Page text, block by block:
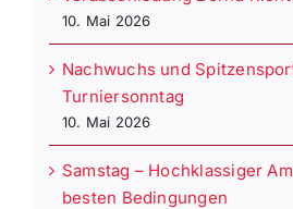
10. Mai 2026
Nachwuchs und
Turniersonntag
10. Mai 2026
Samstag – Hochklassiger
besten Bedingungen